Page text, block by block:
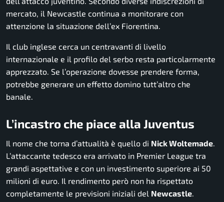
mercato, il Newcastle continua a monitorare con
attenzione la situazione dell’ex Fiorentina.
Il club inglese cerca un centravanti di livello
internazionale e il profilo del serbo resta particolarmente
apprezzato. Se l’operazione dovesse prendere forma,
potrebbe generare un effetto domino tutt’altro che
banale.
L’incastro che piace alla Juventus
Il nome che torna d’attualità è quello di Nick Woltemade.
L’attaccante tedesco era arrivato in Premier League tra
grandi aspettative e con un investimento superiore ai 50
milioni di euro. Il rendimento però non ha rispettato
completamente le previsioni iniziali del Newcastle.